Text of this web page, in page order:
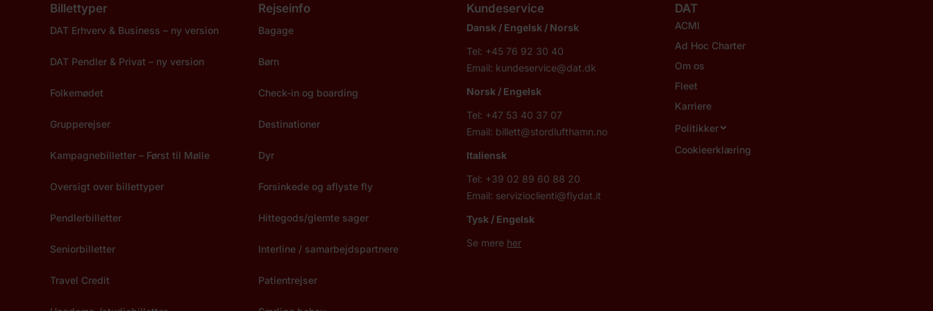
Billettyper
DAT Erhverv & Business – ny version
DAT Pendler & Privat – ny version
Folkemødet
Grupperejser
Kampagnebilletter – Først til Mølle
Oversigt over billettyper
Pendlerbilletter
Seniorbilletter
Travel Credit
Rejseinfo
Bagage
Børn
Check-in og boarding
Destinationer
Dyr
Forsinkede og aflyste fly
Hittegods/glemte sager
Interline / samarbejdspartnere
Patientrejser
Kundeservice
Dansk / Engelsk / Norsk
Tel: +45 76 92 30 40
Email: kundeservice@dat.dk
Norsk / Engelsk
Tel: +47 53 40 37 07
Email: billett@stordlufthamn.no
Italiensk
Tel: +39 02 89 60 88 20
Email: servizioclienti@flydat.it
Tysk / Engelsk
Se mere her
DAT
ACMI
Ad Hoc Charter
Om os
Fleet
Karriere
Politikker
Cookieerklæring